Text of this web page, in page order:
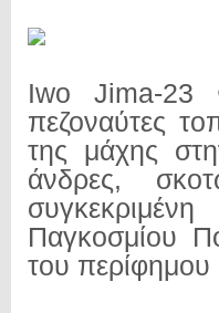
Iwo Jima-23
πεζοναύτες
της μάχης
άνδρες,
Παγκοσμίου
του περίφημου